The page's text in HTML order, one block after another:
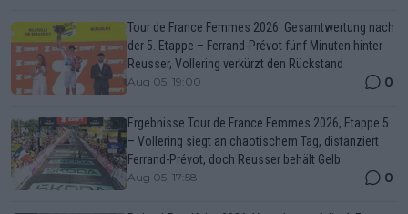
Tour de France Femmes 2026: Gesamtwertung nach
der 5. Etappe – Ferrand-Prévot fünf Minuten hinter
Reusser, Vollering verkürzt den Rückstand
Aug 05, 19:00 0
Ergebnisse Tour de France Femmes 2026, Etappe 5
– Vollering siegt an chaotischem Tag, distanziert
Ferrand-Prévot, doch Reusser behält Gelb
Aug 05, 17:58 0